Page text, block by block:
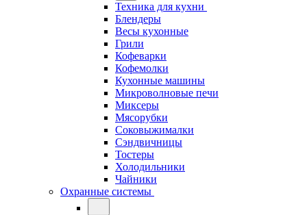
Техника для кухни
Блендеры
Весы кухонные
Грили
Кофеварки
Кофемолки
Кухонные машины
Микроволновые печи
Миксеры
Мясорубки
Соковыжималки
Сэндвичницы
Тостеры
Холодильники
Чайники
Охранные системы